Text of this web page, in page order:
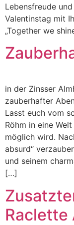
Lebensfreude
Valentinstag mit
„Together we
in der Zinsser
zauberhafter
Lasst euch vom
Röhm in eine
möglich wird.
absurd“
und seinem
[…]
Raclette